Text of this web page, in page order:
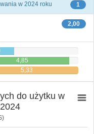
1
w 2024 roku
2,00
4,85
5,33
do użytku w